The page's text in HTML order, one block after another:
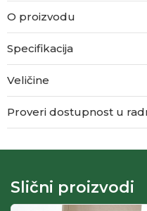
O proizvodu
Specifikacija
Veličine
Proveri dostupnost u
Slični proizvodi